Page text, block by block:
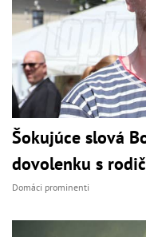
Šokujúce slová
dovolenku s
Domáci prominenti